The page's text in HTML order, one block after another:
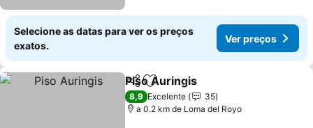
Selecione as datas para ver os preços
exatos.
Ver preços
PartilharAdicionar aos favoritos
Piso Auringis
8,9 Excelente
35
a 0.2 km de Loma del Royo